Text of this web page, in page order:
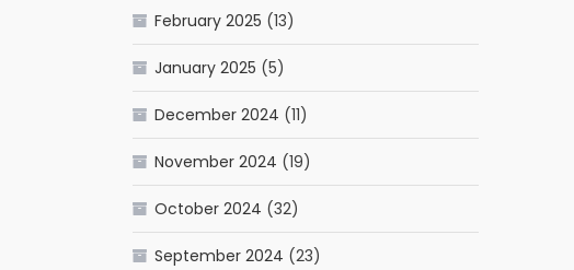
February 2025 (13)
January 2025 (5)
December 2024 (11)
November 2024 (19)
October 2024 (32)
September 2024 (23)